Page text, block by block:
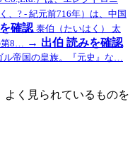
、? - 紀元前716年）は、中国
確認 泰伯（たいはく） 太
第8… → 出伯 読みを確認
ル帝国の皇族。『元史』な…
く見られているものを